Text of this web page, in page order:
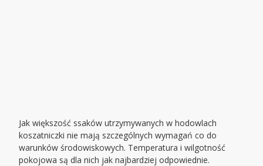
Jak większość ssaków utrzymywanych w hodowlach
koszatniczki nie mają szczególnych wymagań co do
warunków środowiskowych. Temperatura i wilgotność
pokojowa są dla nich jak najbardziej odpowiednie.